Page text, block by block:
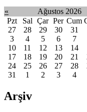
« Ağustos 2026
Pzt
Sal Çar Per Cum
27
28 29 30 31
3
4 5 6 7
10
11 12 13 14
17
18 19 20 21
24
25 26 27 28
31
1 2 3 4
Arşiv